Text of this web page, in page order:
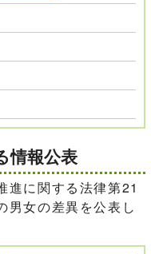
情報公表
進に関する法律第21
男女の差異を公表し